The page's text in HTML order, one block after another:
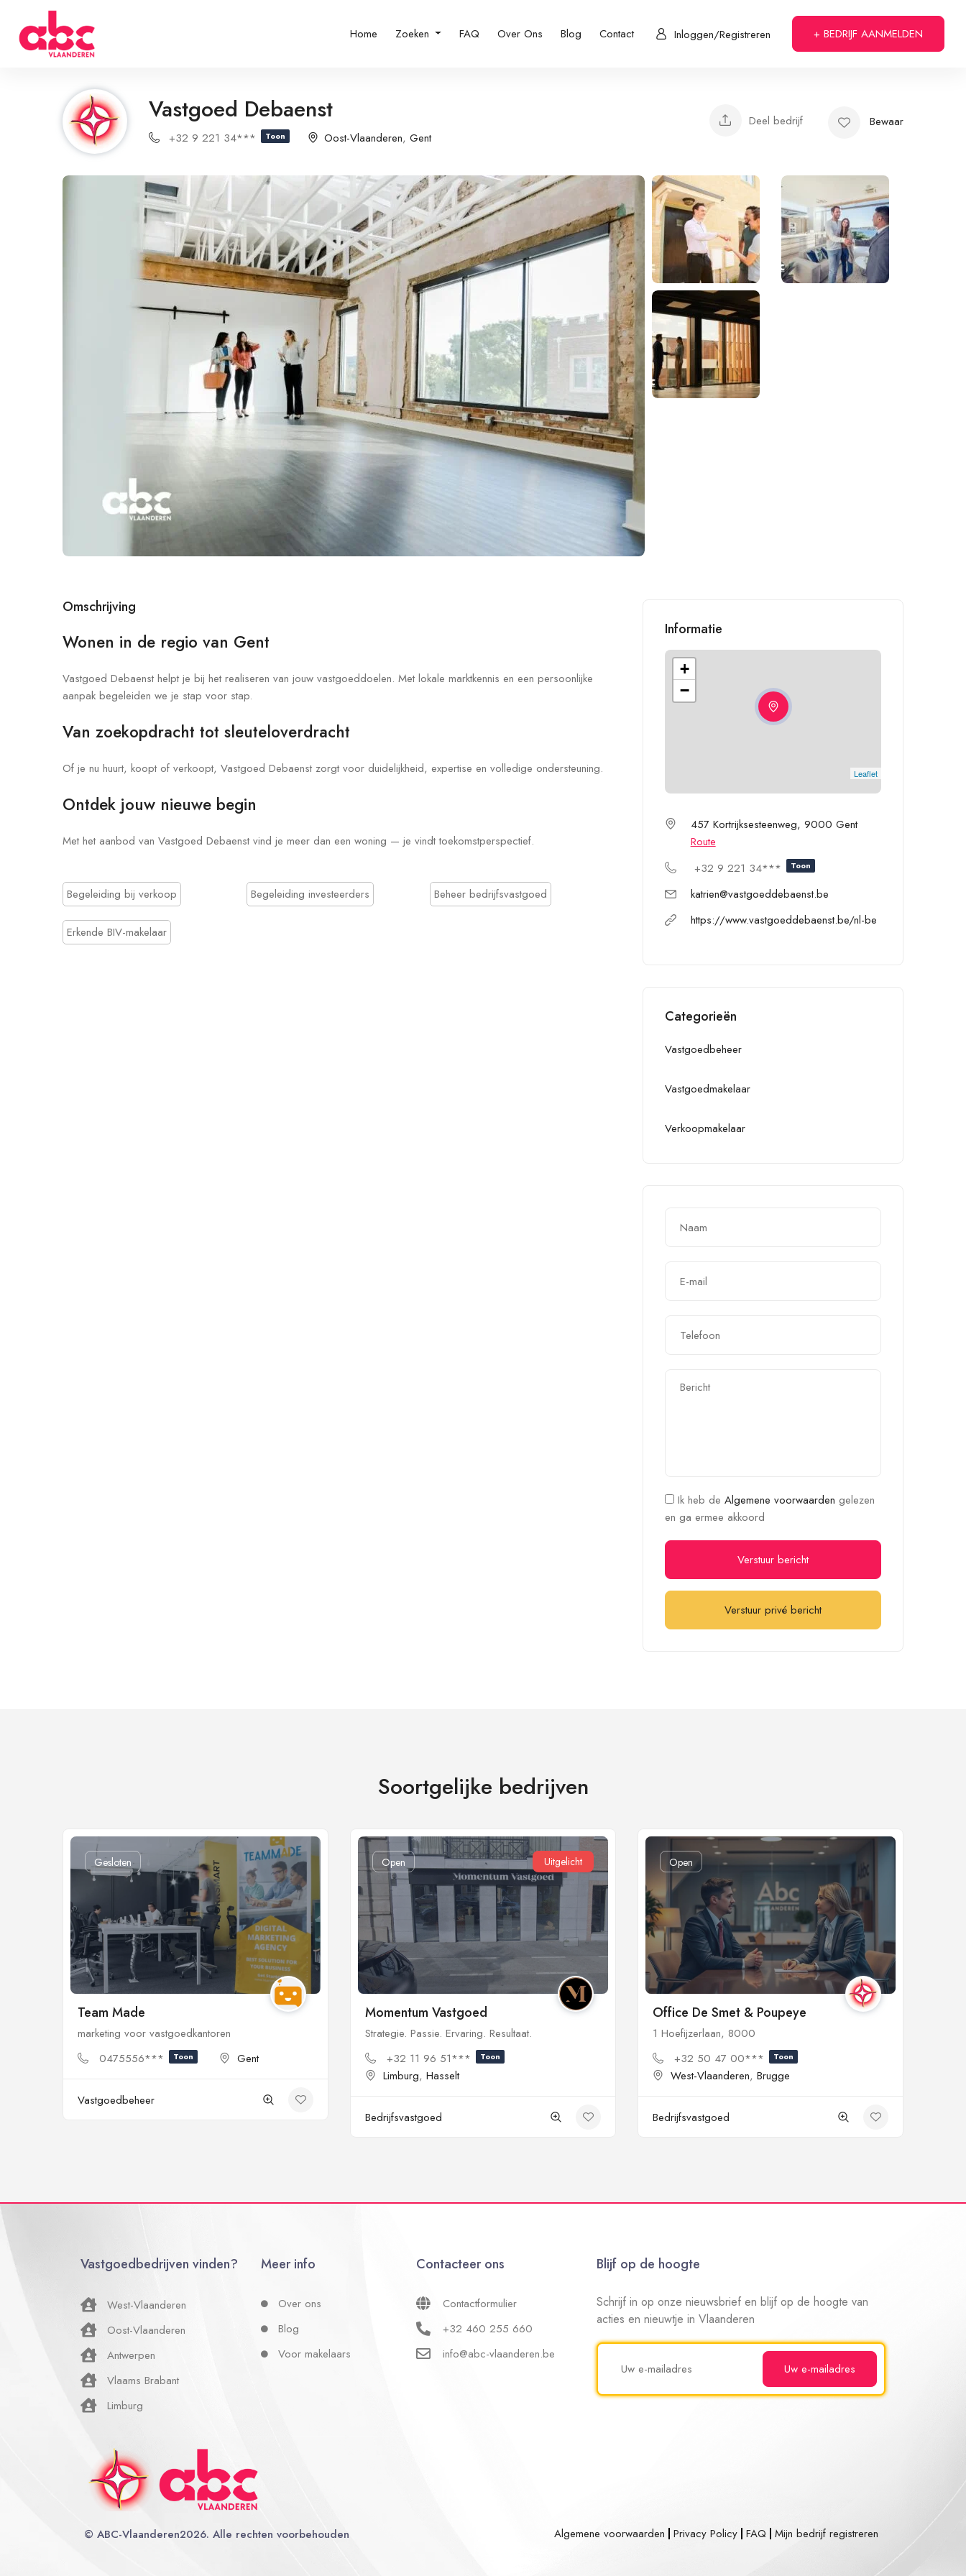
Home Zoeken FAQ Over Ons Blog Contact Inloggen/Registreren + BEDRIJF AANMELDEN
Vastgoed Debaenst
+32 9 221 34*** Toon Oost-Vlaanderen, Gent
Deel bedrijf Bewaar
Omschrijving
Wonen in de regio van Gent
Vastgoed Debaenst helpt je bij het realiseren van jouw vastgoeddoelen. Met lokale marktkennis en een persoonlijke
aanpak begeleiden we je stap voor stap.
Van zoekopdracht tot sleuteloverdracht
Of je nu huurt, koopt of verkoopt, Vastgoed Debaenst zorgt voor duidelijkheid, expertise en volledige ondersteuning.
Ontdek jouw nieuwe begin
Met het aanbod van Vastgoed Debaenst vind je meer dan een woning — je vindt toekomstperspectief.
Begeleiding bij verkoop Begeleiding investeerders Beheer bedrijfsvastgoed
Erkende BIV-makelaar
Informatie
+
−
Leaflet
457 Kortrijksesteenweg, 9000 Gent
Route
+32 9 221 34***
Toon
katrien@vastgoeddebaenst.be
https://www.vastgoeddebaenst.be/nl-be
Categorieën
Vastgoedbeheer
Vastgoedmakelaar
Verkoopmakelaar
Ik heb de Algemene voorwaarden gelezen
en ga ermee akkoord
Verstuur bericht
Verstuur privé bericht
Soortgelijke bedrijven
Gesloten
Team Made
marketing voor vastgoedkantoren
0475556***
Toon Gent
Vastgoedbeheer
Open Uitgelicht
Momentum Vastgoed
Strategie. Passie. Ervaring. Resultaat.
+32 11 96 51***
Toon
Limburg, Hasselt
Bedrijfsvastgoed
Open
Office De Smet & Poupeye
1 Hoefijzerlaan, 8000
+32 50 47 00***
Toon
West-Vlaanderen, Brugge
Bedrijfsvastgoed
Vastgoedbedrijven vinden?
West-Vlaanderen
Oost-Vlaanderen
Antwerpen
Vlaams Brabant
Limburg
Meer info
Over ons
Blog
Voor makelaars
Contacteer ons
Contactformulier
+32 460 255 660
info@abc-vlaanderen.be
Blijf op de hoogte
Schrijf in op onze nieuwsbrief en blijf op de hoogte van
acties en nieuwtje in Vlaanderen
© ABC-Vlaanderen2026. Alle rechten voorbehouden Algemene voorwaarden Privacy Policy FAQ Mijn bedrijf registreren